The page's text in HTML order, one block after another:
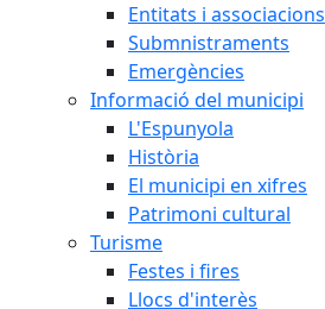
Entitats i associacions
Submnistraments
Emergències
Informació del municipi
L'Espunyola
Història
El municipi en xifres
Patrimoni cultural
Turisme
Festes i fires
Llocs d'interès